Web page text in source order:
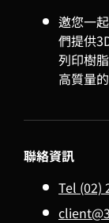
邀您一
們提供
列印樹
高質量
聯絡資訊
Tel (02)